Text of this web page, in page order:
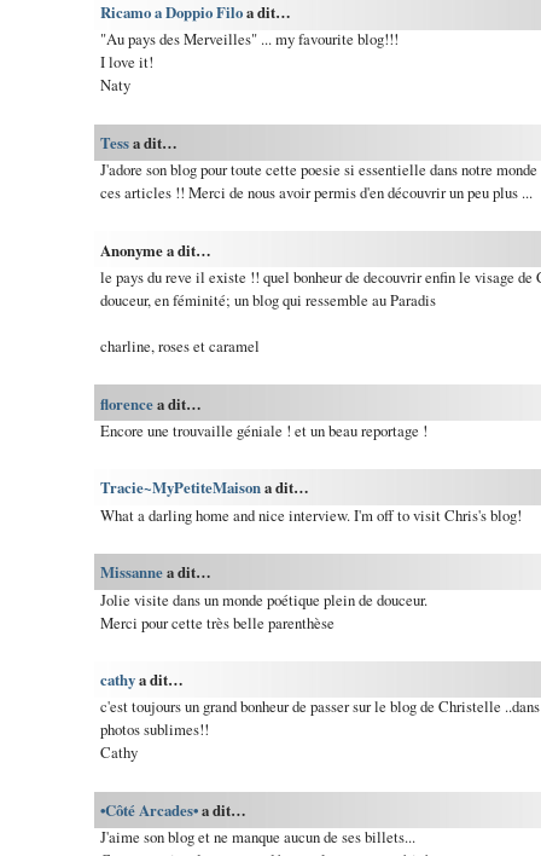
Ricamo a Doppio Filoa dit…
"Au pays des Merveilles" ... my favourite blog!!!
I love it!
Naty
Tessa dit…
J'adore son blog pour toute cette poesie si essentielle dans notre
ces articles !! Merci de nous avoir permis d'en découvrir un peu plus ...
Anonyme a dit…
le pays du reve il existe !! quel bonheur de decouvrir enfin le visage de
douceur, en féminité; un blog qui ressemble au Paradis
charline, roses et caramel
florencea dit…
Encore une trouvaille géniale ! et un beau reportage !
Tracie~MyPetiteMaisona dit…
What a darling home and nice interview. I'm off to visit Chris's blog!
Missannea dit…
Jolie visite dans un monde poétique plein de douceur.
Merci pour cette très belle parenthèse
cathya dit…
c'est toujours un grand bonheur de passer sur le blog de Christelle
photos sublimes!!
Cathy
•Côté Arcades•a dit…
J'aime son blog et ne manque aucun de ses billets...